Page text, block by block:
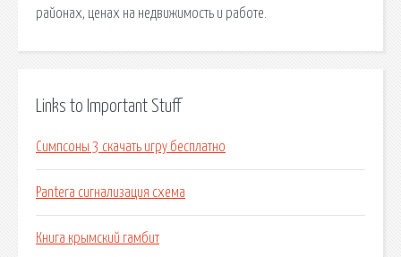
районах, ценах на недвижимость и работе.
Links to Important Stuff
Симпсоны 3 скачать игру бесплатно
Pantera сигнализация схема
Книга крымский гамбит